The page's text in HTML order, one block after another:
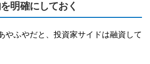
明確にしておく
やふやだと、投資家サイドは融資して